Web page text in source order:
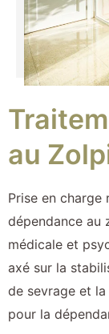
au
Prise en
dépendance au
médicale et
axé sur la
de sevrage et
pour la